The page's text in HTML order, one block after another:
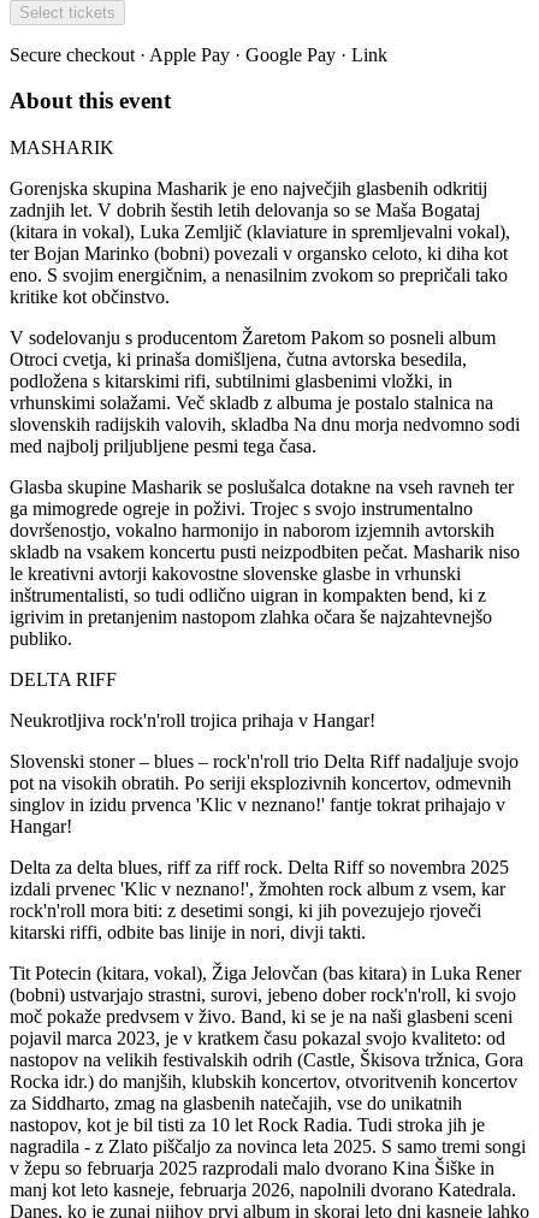
Select tickets
Secure checkout · Apple Pay · Google Pay · Link
About this event
MASHARIK
Gorenjska skupina Masharik je eno največjih glasbenih odkritij
zadnjih let. V dobrih šestih letih delovanja so se Maša Bogataj
(kitara in vokal), Luka Zemljič (klaviature in spremljevalni vokal),
ter Bojan Marinko (bobni) povezali v organsko celoto, ki diha kot
eno. S svojim energičnim, a nenasilnim zvokom so prepričali tako
kritike kot občinstvo.
V sodelovanju s producentom Žaretom Pakom so posneli album
Otroci cvetja, ki prinaša domišljena, čutna avtorska besedila,
podložena s kitarskimi rifi, subtilnimi glasbenimi vložki, in
vrhunskimi solažami. Več skladb z albuma je postalo stalnica na
slovenskih radijskih valovih, skladba Na dnu morja nedvomno sodi
med najbolj priljubljene pesmi tega časa.
Glasba skupine Masharik se poslušalca dotakne na vseh ravneh ter
ga mimogrede ogreje in poživi. Trojec s svojo instrumentalno
dovršenostjo, vokalno harmonijo in naborom izjemnih avtorskih
skladb na vsakem koncertu pusti neizpodbiten pečat. Masharik niso
le kreativni avtorji kakovostne slovenske glasbe in vrhunski
inštrumentalisti, so tudi odlično uigran in kompakten bend, ki z
igrivim in pretanjenim nastopom zlahka očara še najzahtevnejšo
publiko.
DELTA RIFF
Neukrotljiva rock'n'roll trojica prihaja v Hangar!
Slovenski stoner – blues – rock'n'roll trio Delta Riff nadaljuje svojo
pot na visokih obratih. Po seriji eksplozivnih koncertov, odmevnih
singlov in izidu prvenca 'Klic v neznano!' fantje tokrat prihajajo v
Hangar!
Delta za delta blues, riff za riff rock. Delta Riff so novembra 2025
izdali prvenec 'Klic v neznano!', žmohten rock album z vsem, kar
rock'n'roll mora biti: z desetimi songi, ki jih povezujejo rjoveči
kitarski riffi, odbite bas linije in nori, divji takti.
Tit Potecin (kitara, vokal), Žiga Jelovčan (bas kitara) in Luka Rener
(bobni) ustvarjajo strastni, surovi, jebeno dober rock'n'roll, ki svojo
moč pokaže predvsem v živo. Band, ki se je na naši glasbeni sceni
pojavil marca 2023, je v kratkem času pokazal svojo kvaliteto: od
nastopov na velikih festivalskih odrih (Castle, Škisova tržnica, Gora
Rocka idr.) do manjših, klubskih koncertov, otvoritvenih koncertov
za Siddharto, zmag na glasbenih natečajih, vse do unikatnih
nastopov, kot je bil tisti za 10 let Rock Radia. Tudi stroka jih je
nagradila - z Zlato piščaljo za novinca leta 2025. S samo tremi songi
v žepu so februarja 2025 razprodali malo dvorano Kina Šiške in
manj kot leto kasneje, februarja 2026, napolnili dvorano Katedrala.
Danes, ko je zunaj njihov prvi album in skoraj leto dni kasneje lahko